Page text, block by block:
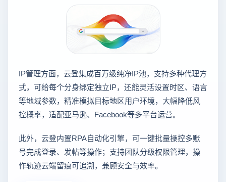
IP管理方面，云登集成百万级纯净IP池，支持多种代理方
式，可给每个分身绑定独立IP，还能灵活设置时区、语言
等地域参数，精准模拟目标地区用户环境，大幅降低风
控概率，适配亚马逊、Facebook等多平台运营。
此外，云登内置RPA自动化引擎，可一键批量操控多账
号完成登录、发帖等操作；支持团队分级权限管理，操
作轨迹云端留痕可追溯，兼顾安全与效率。